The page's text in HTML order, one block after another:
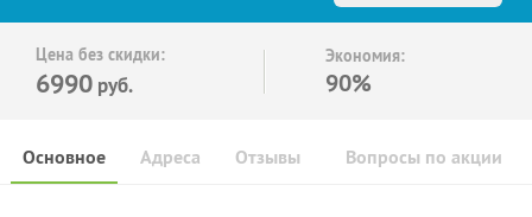
Цена без скидки:
6990 руб.
Экономия:
90%
Основное Отзывы Вопросы по акции
Адреса